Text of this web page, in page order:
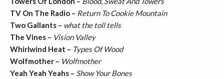
TV On The Radio – Return To Cookie Mountain
Two Gallants – what the toll tells
The Vines – Vision Valley
Whirlwind Heat – Types Of Wood
Wolfmother – Wolfmother
Yeah Yeah Yeahs – Show Your Bones